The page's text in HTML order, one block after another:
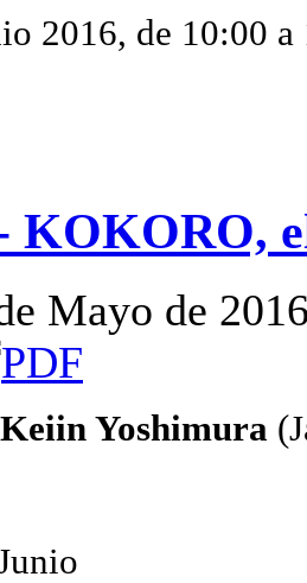
2016, de 10:00 a
KOKORO,
Mayo de
Keiin Yoshimura